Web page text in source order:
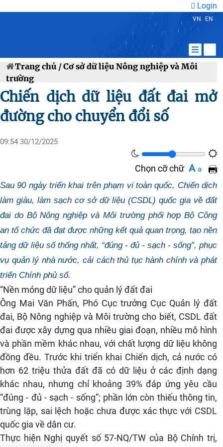
Login
VN EN
Trang chủ /Cơ sở dữ liệu Nông nghiệp và Môi
trường
Chiến dịch dữ liệu đất đai mở
đường cho chuyển đổi số
09:54 30/12/2025
Chọn cỡ chữ A a
Sau 90 ngày triển khai trên phạm vi toàn quốc, Chiến dịch
làm giàu, làm sạch cơ sở dữ liệu (CSDL) quốc gia về đất
đai do Bộ Nông nghiệp và Môi trường phối hợp Bộ Công
an tổ chức đã đạt được những kết quả quan trọng, tạo nền
tảng dữ liệu số thống nhất, “đúng - đủ - sạch - sống”, phục
vụ quản lý nhà nước, cải cách thủ tục hành chính và phát
triển Chính phủ số.
“Nền móng dữ liệu” cho quản lý đất đai
Ông Mai Văn Phấn, Phó Cục trưởng Cục Quản lý đất
đai, Bộ Nông nghiệp và Môi trường cho biết, CSDL đất
đai được xây dựng qua nhiều giai đoạn, nhiều mô hình
và phần mềm khác nhau, với chất lượng dữ liệu không
đồng đều. Trước khi triển khai Chiến dịch, cả nước có
hơn 62 triệu thửa đất đã có dữ liệu ở các định dạng
khác nhau, nhưng chỉ khoảng 39% đáp ứng yêu cầu
“đúng - đủ - sạch - sống”; phần lớn còn thiếu thông tin,
trùng lặp, sai lệch hoặc chưa được xác thực với CSDL
quốc gia về dân cư.
Thực hiện Nghị quyết số 57-NQ/TW của Bộ Chính trị,